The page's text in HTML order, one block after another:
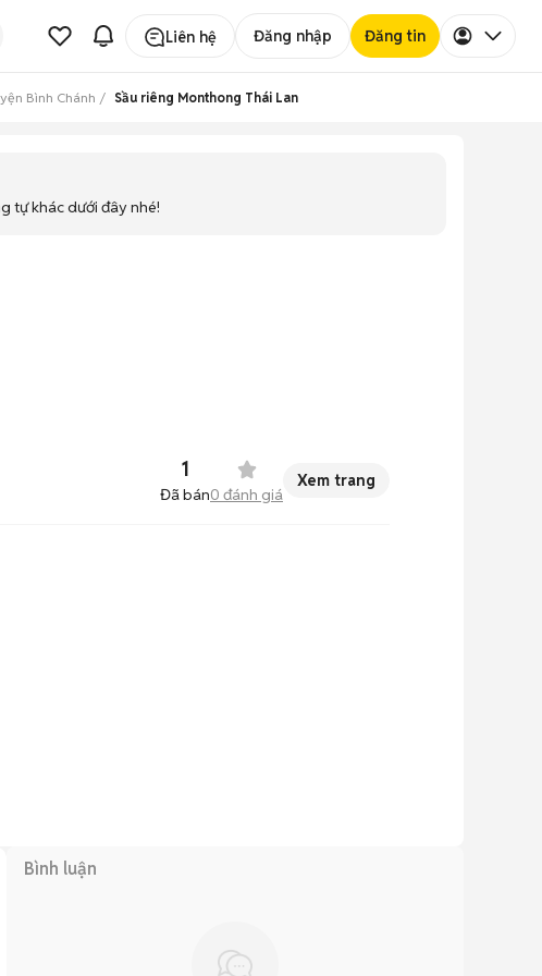
Liên hệ Đăng nhập Đăng tin
Bình Chánh Sầu riêng Monthong Thái Lan
tự khác dưới đây nhé!
1
Đã bán0 đánh giá
Xem trang
Bình luận